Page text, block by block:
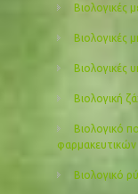
Βιολογικές
Βιολογικές
Βιολογικές
Βιολογική
Βιολογικό
Βιολογικό